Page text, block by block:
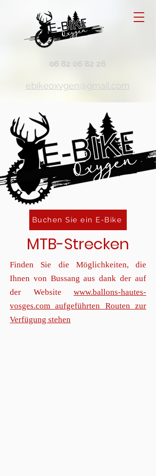
06 82 06 82 26
ebikeoxygen@gmail.com
Buchen Sie ein E-Bike
MTB-Strecken
Finden Sie die Möglichkeiten, die
Ihnen von Bussang aus dank der auf
der Website www.ballons-hautes-
vosges.com aufgeführten Routen zur
Verfügung stehen